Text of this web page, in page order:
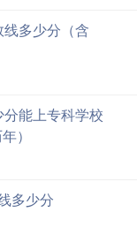
多少分（含
能上专科学校
）
多少分